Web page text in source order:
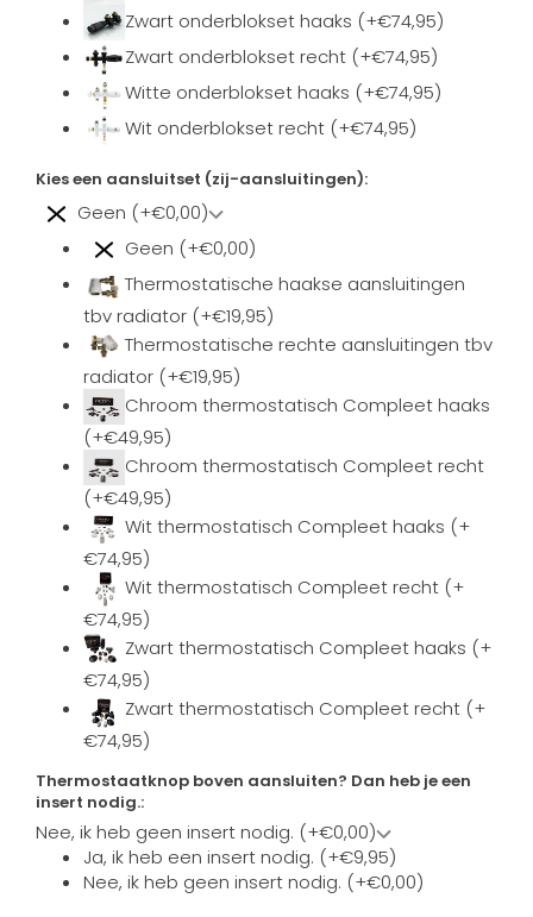
Zwart onderblokset haaks (+€74,95)
Zwart onderblokset recht (+€74,95)
Witte onderblokset haaks (+€74,95)
Wit onderblokset recht (+€74,95)
Kies een aansluitset (zij-aansluitingen):
Geen (+€0,00)
Geen (+€0,00)
Thermostatische haakse aansluitingen
tbv radiator (+€19,95)
Thermostatische rechte aansluitingen tbv
radiator (+€19,95)
Chroom thermostatisch Compleet haaks
(+€49,95)
Chroom thermostatisch Compleet recht
(+€49,95)
Wit thermostatisch Compleet haaks (+
€74,95)
Wit thermostatisch Compleet recht (+
€74,95)
Zwart thermostatisch Compleet haaks (+
€74,95)
Zwart thermostatisch Compleet recht (+
€74,95)
Thermostaatknop boven aansluiten? Dan heb je een
insert nodig.:
Nee, ik heb geen insert nodig. (+€0,00)
Ja, ik heb een insert nodig. (+€9,95)
Nee, ik heb geen insert nodig. (+€0,00)